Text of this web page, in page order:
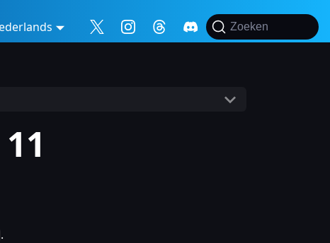
Zoeken
.